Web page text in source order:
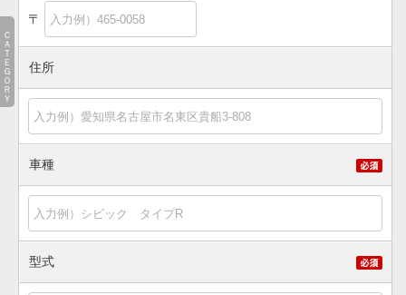
〒
住所
車種
型式
ＣＡＴＥＧＯＲＹ